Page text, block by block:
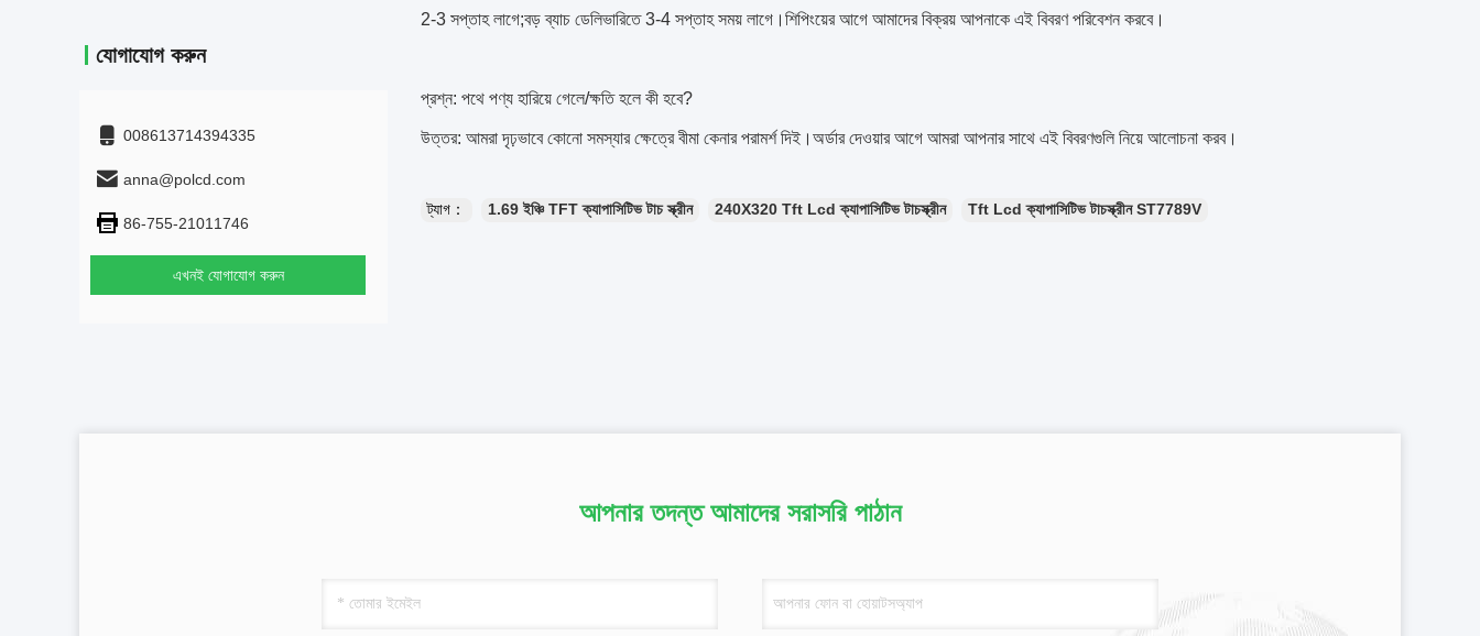
যোগাযোগ করুন
008613714394335
anna@polcd.com
86-755-21011746
এখনই যোগাযোগ করুন
2-3 সপ্তাহ লাগে;বড় ব্যাচ ডেলিভারিতে 3-4 সপ্তাহ সময় লাগে।শিপিংয়ের আগে আমাদের বিক্রয় আপনাকে এই বিবরণ পরিবেশন করবে।
প্রশ্ন: পথে পণ্য হারিয়ে গেলে/ক্ষতি হলে কী হবে?
উত্তর: আমরা দৃঢ়ভাবে কোনো সমস্যার ক্ষেত্রে বীমা কেনার পরামর্শ দিই।অর্ডার দেওয়ার আগে আমরা আপনার সাথে এই বিবরণগুলি নিয়ে আলোচনা করব।
ট্যাগ： 1.69 ইঞ্চি TFT ক্যাপাসিটিভ টাচ স্ক্রীন 240X320 Tft Lcd ক্যাপাসিটিভ টাচস্ক্রীন Tft Lcd ক্যাপাসিটিভ টাচস্ক্রীন ST7789V
আপনার তদন্ত আমাদের সরাসরি পাঠান